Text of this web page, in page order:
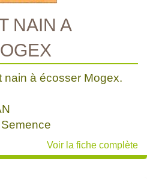
NAIN A
nain à écosser Mogex.
Semence
Voir la fiche complète